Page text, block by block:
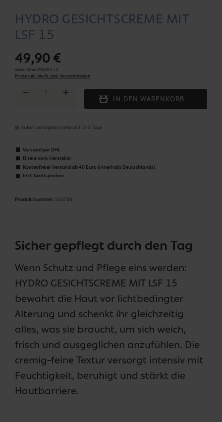
HYDRO GESICHTSCREME MIT
LSF 15
49,90 €
Inhalt: 50 ml (998,00 € / l)
Preise inkl. MwSt. zzgl. Versandkosten
Sofort verfügbar, Lieferzeit: 1-3 Tage
Produkt Anzahl: Gib den gewünschten Wert ein oder benutze die Schaltflächen um die
IN DEN WARENKORB
Versand per DHL
Direkt vom Hersteller
Kostenfreier Versand ab 40 Euro (innerhalb Deutschlands)
Inkl. Gratisproben
Produktnummer: 105750
Sicher gepflegt durch den Tag
Wenn Schutz und Pflege eins werden:
HYDRO GESICHTSCREME MIT LSF 15
bewahrt die Haut vor lichtbedingter
Alterung und schenkt ihr gleichzeitig
alles, was sie braucht, um sich weich,
frisch und ausgeglichen anzufühlen. Die
cremig-feine Textur versorgt intensiv mit
Feuchtigkeit, beruhigt und stärkt die
Hautbarriere.